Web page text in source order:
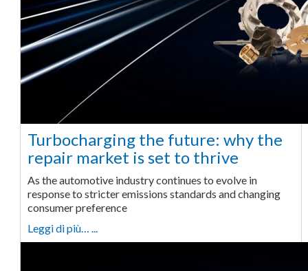
Turbocharging the future: why the
repair market is set to thrive
As the automotive industry continues to evolve in
response to stricter emissions standards and changing
consumer preference
Leggi di più… ...